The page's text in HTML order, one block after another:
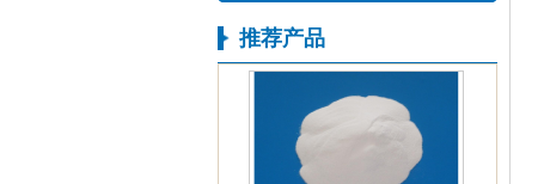
推荐产品融雪剂批发